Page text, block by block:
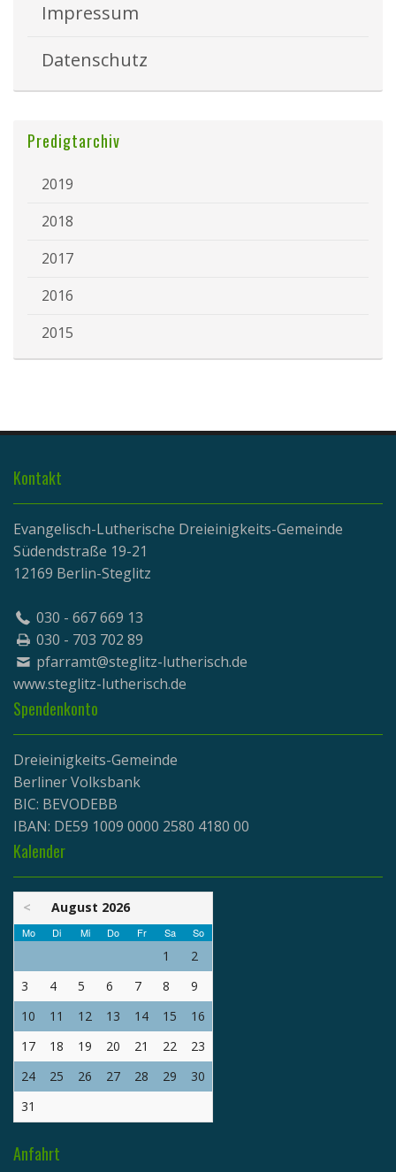
Impressum
Datenschutz
Predigtarchiv
2019
2018
2017
2016
2015
Kontakt
Evangelisch-Lutherische Dreieinigkeits-Gemeinde
Südendstraße 19-21
12169 Berlin-Steglitz
030 - 667 669 13
030 - 703 702 89
pfarramt@steglitz-lutherisch.de
www.steglitz-lutherisch.de
Spendenkonto
Dreieinigkeits-Gemeinde
Berliner Volksbank
BIC: BEVODEBB
IBAN: DE59 1009 0000 2580 4180 00
Kalender
< August 2026
Mo Di Mi Do Fr Sa So
1
2
3
4 5 6 7 8
9
10
11 12 13 14 15
16
17
18 19 20 21 22
23
24
25 26 27 28 29
30
31
Anfahrt